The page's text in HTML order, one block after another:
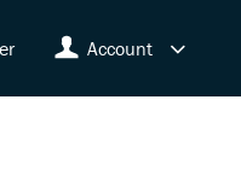
Account